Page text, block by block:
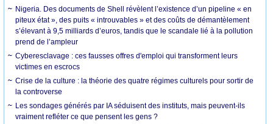
Nigeria. Des documents de Shell révèlent l’existence d’un pipeline « en
piteux état », des puits « introuvables » et des coûts de démantèlement
s’élevant à 9,5 milliards d’euros, tandis que le scandale lié à la pollution
prend de l’ampleur
Cyberesclavage : ces fausses offres d'emploi qui transforment leurs
victimes en escrocs
Crise de la culture : la théorie des quatre régimes culturels pour sortir de
la controverse
Les sondages générés par IA séduisent des instituts, mais peuvent-ils
vraiment refléter ce que pensent les gens ?